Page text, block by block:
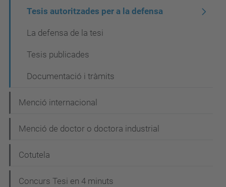
Tesis autoritzades per a la defensa
La defensa de la tesi
Tesis publicades
Documentació i tràmits
Menció internacional
Menció de doctor o doctora industrial
Cotutela
Concurs Tesi en 4 minuts